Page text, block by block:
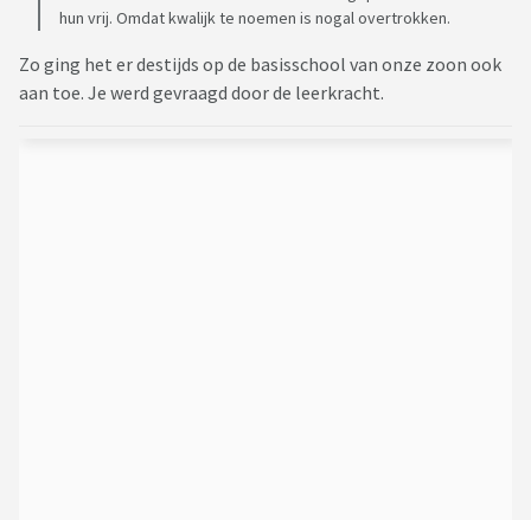
hun vrij. Omdat kwalijk te noemen is nogal overtrokken.
Zo ging het er destijds op de basisschool van onze zoon ook
aan toe. Je werd gevraagd door de leerkracht.